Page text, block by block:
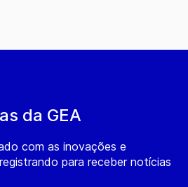
da GEA
com as inovações e
para receber notícias